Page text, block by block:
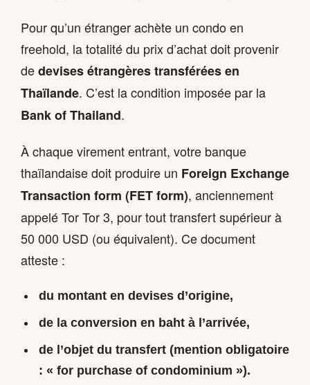
Pour qu’un étranger achète un condo en
freehold, la totalité du prix d’achat doit provenir
dedevises étrangères transférées en
Thaïlande. C’est la condition imposée par la
Bank of Thailand.
À chaque virement entrant, votre banque
thaïlandaise doit produire un Foreign Exchange
Transaction form (FET form), anciennement
appelé Tor Tor 3, pour tout transfert supérieur à
50 000 USD (ou équivalent). Ce document
atteste :
du montant en devises d’origine,
de la conversion en baht à l’arrivée,
de l’objet du transfert (mention obligatoire
: « for purchase of condominium »).